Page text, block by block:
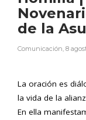
de la
Comunicación, 8
La oración es
la vida de la
En ella